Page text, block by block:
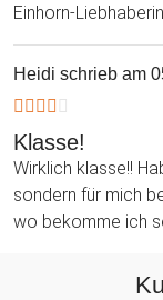
Einhorn-Liebhaberin.
Heidi schrieb am
Klasse!
Wirklich klasse!!
sondern für mich
wo bekomme ich